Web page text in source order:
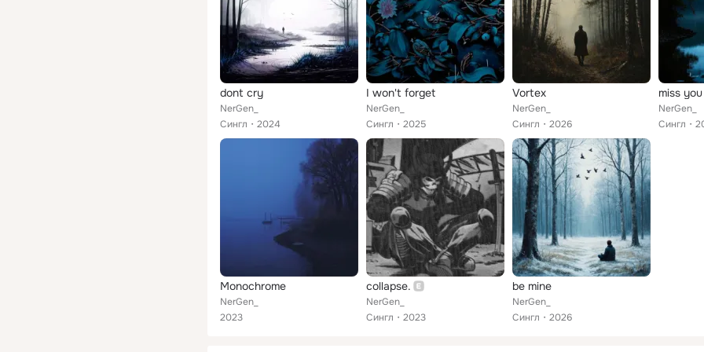
dont cry
NerGen_
Сингл
2024
I won't forget
NerGen_
Сингл
2025
Vortex
NerGen_
Сингл
2026
miss you
NerGen_
Сингл
Monochrome
NerGen_
2023
collapse.
NerGen_
Сингл
2023
be mine
NerGen_
Сингл
2026